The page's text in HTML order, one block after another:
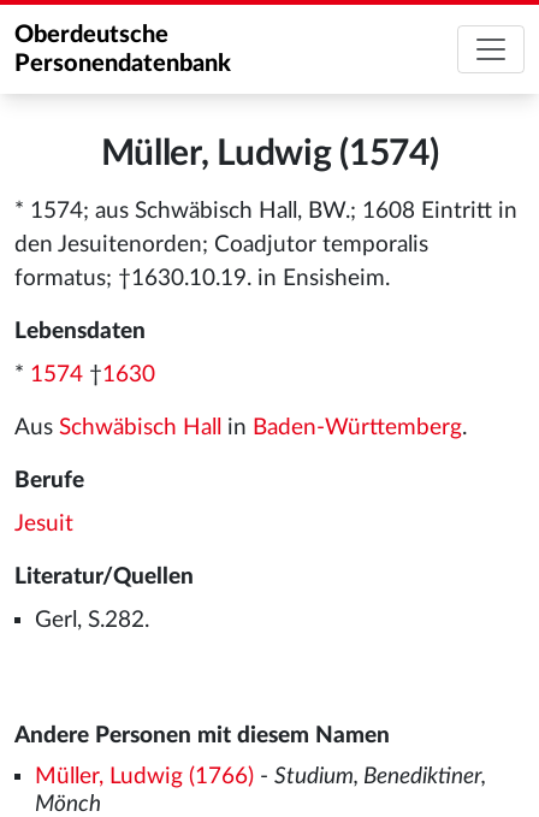
Oberdeutsche
Personendatenbank
Müller, Ludwig (1574)
* 1574; aus Schwäbisch Hall, BW.; 1608 Eintritt in
den Jesuitenorden; Coadjutor temporalis
formatus; †1630.10.19. in Ensisheim.
Lebensdaten
* 1574 †1630
Aus Schwäbisch Hall in Baden-Württemberg.
Berufe
Jesuit
Literatur/Quellen
Gerl, S.282.
Andere Personen mit diesem Namen
Müller, Ludwig (1766)- Studium, Benediktiner,
Mönch